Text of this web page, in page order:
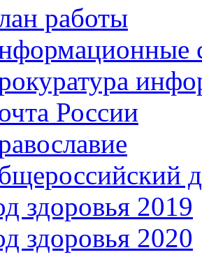
работы
России
здоровья 2019
здоровья 2020